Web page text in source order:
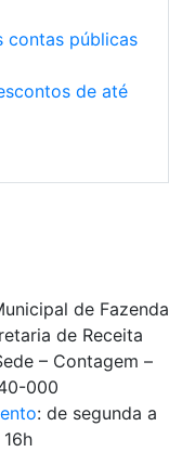
contas públicas
de até
de Fazenda
de Receita
– Contagem –
000
: de segunda a